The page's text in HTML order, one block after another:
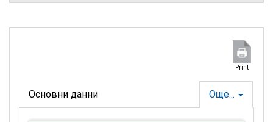
Print
Още...
Основни данни